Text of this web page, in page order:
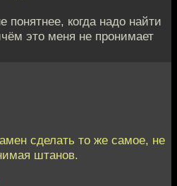
когда надо найти
это меня не пронимает
сделать то же самое, не
штанов.